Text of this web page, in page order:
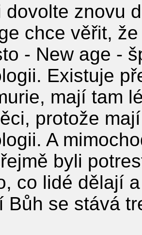
dovolte znovu
chce věřit,
- New age -
Existuje
mají tam
protože
A
byli
co lidé dělají
Bůh se stává